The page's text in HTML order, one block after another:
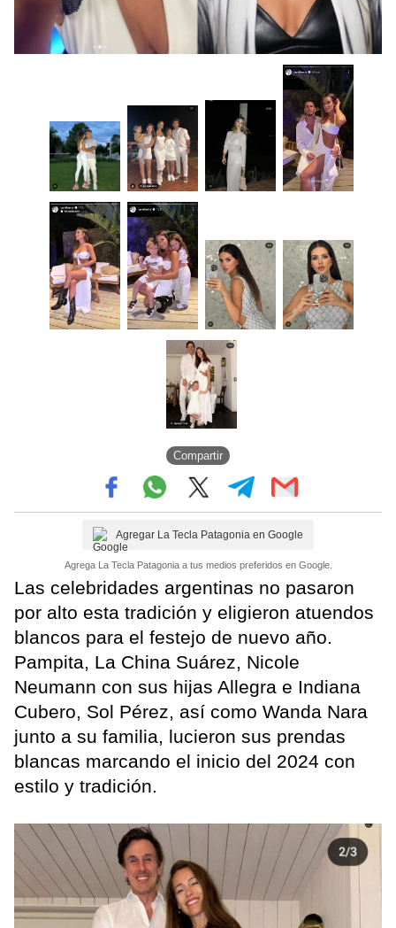
Compartir
Agregar La Tecla Patagonia en Google
Agrega La Tecla Patagonia a tus medios preferidos en Google.
Las celebridades argentinas no pasaron
por alto esta tradición y eligieron atuendos
blancos para el festejo de nuevo año.
Pampita, La China Suárez, Nicole
Neumann con sus hijas Allegra e Indiana
Cubero, Sol Pérez, así como Wanda Nara
junto a su familia, lucieron sus prendas
blancas marcando el inicio del 2024 con
estilo y tradición.